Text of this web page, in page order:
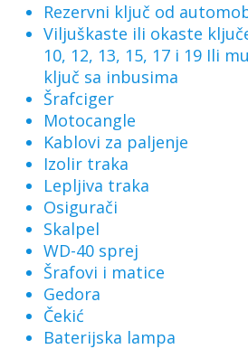
Rezervni ključ od
Viljuškaste ili okaste
10, 12, 13, 15, 17 i 19 Ili
ključ sa inbusima
Šrafciger
Motocangle
Kablovi za paljenje
Izolir traka
Lepljiva traka
Osigurači
Skalpel
WD-40 sprej
Šrafovi i matice
Gedora
Čekić
Baterijska lampa